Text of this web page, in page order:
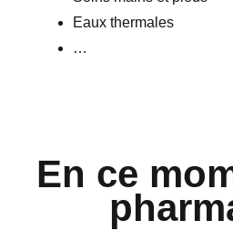
Eaux thermales
…
En ce